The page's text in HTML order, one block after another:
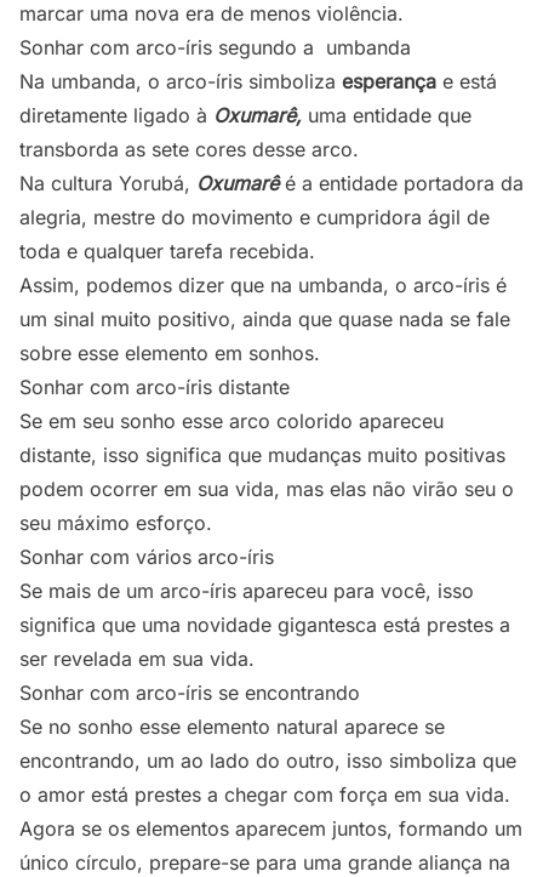
marcar uma nova era de menos violência.
Sonhar com arco-íris segundo a umbanda
Na umbanda, o arco-íris simboliza esperança e está
diretamente ligado à Oxumarê, uma entidade que
transborda as sete cores desse arco.
Na cultura Yorubá, Oxumarêé a entidade portadora da
alegria, mestre do movimento e cumpridora ágil de
toda e qualquer tarefa recebida.
Assim, podemos dizer que na umbanda, o arco-íris é
um sinal muito positivo, ainda que quase nada se fale
sobre esse elemento em sonhos.
Sonhar com arco-íris distante
Se em seu sonho esse arco colorido apareceu
distante, isso significa que mudanças muito positivas
podem ocorrer em sua vida, mas elas não virão seu o
seu máximo esforço.
Sonhar com vários arco-íris
Se mais de um arco-íris apareceu para você, isso
significa que uma novidade gigantesca está prestes a
ser revelada em sua vida.
Sonhar com arco-íris se encontrando
Se no sonho esse elemento natural aparece se
encontrando, um ao lado do outro, isso simboliza que
o amor está prestes a chegar com força em sua vida.
Agora se os elementos aparecem juntos, formando um
único círculo, prepare-se para uma grande aliança na